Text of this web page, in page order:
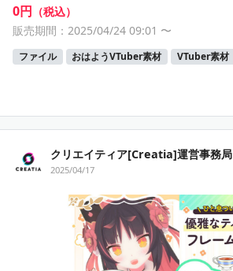
0円 （税込）
販売期間：2025/04/24 09:01 〜
ファイル おはようVTuber素材 VTuber素材
クリエイティア[Creatia]運営事務局
2025/04/17